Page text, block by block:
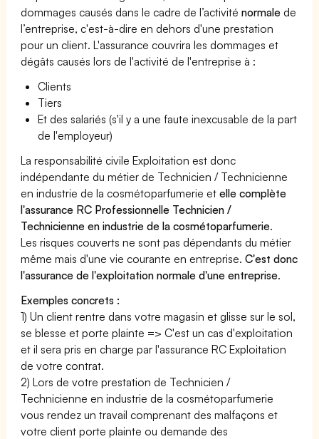
dommages causés dans le cadre de l’activiténormale de
l’entreprise, c'est-à-dire en dehors d'une prestation
pour un client. L'assurance couvrira les dommages et
dégâts causés lors de l'activité de l'entreprise à :
Clients
Tiers
Et des salariés (s'il y a une faute inexcusable de la part
de l'employeur)
La responsabilité civile Exploitation est donc
indépendante du métier de Technicien / Technicienne
en industrie de la cosmétoparfumerie etelle complète
l'assurance RC Professionnelle Technicien /
Technicienne en industrie de la cosmétoparfumerie.
Les risques couverts ne sont pas dépendants du métier
même mais d'une vie courante en entreprise.C'est donc
l'assurance de l'exploitation normale d'une entreprise.
Exemples concrets :
1) Un client rentre dans votre magasin et glisse sur le sol,
se blesse et porte plainte => C'est un cas d'exploitation
et il sera pris en charge par l'assurance RC Exploitation
de votre contrat.
2) Lors de votre prestation de Technicien /
Technicienne en industrie de la cosmétoparfumerie
vous rendez un travail comprenant des malfaçons et
votre client porte plainte ou demande des